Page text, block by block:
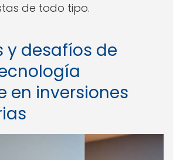
de todo tipo.
y desafíos de
en inversiones